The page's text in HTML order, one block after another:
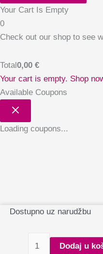
Your Cart Is Empty
0
Check out our shop to see
Total0,00 €
Your cart is empty. Shop
Available Coupons
Loading coupons...
Dostupno uz narudžbu
UV/LED
Dodaj u